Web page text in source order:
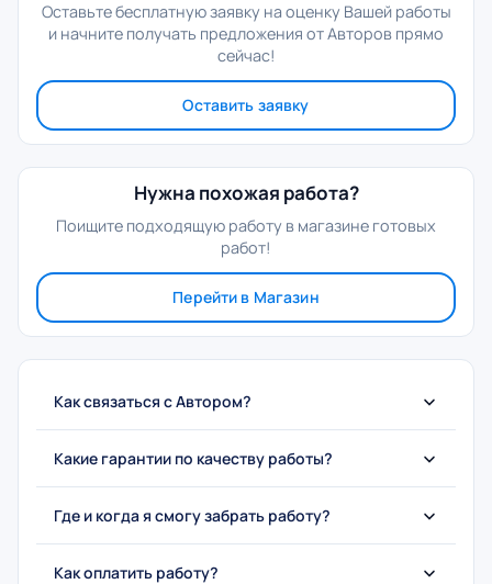
Оставьте бесплатную заявку на оценку Вашей работы
и начните получать предложения от Авторов прямо
сейчас!
Оставить заявку
Нужна похожая работа?
Поищите подходящую работу в магазине готовых
работ!
Перейти в Магазин
Как связаться с Автором?
Какие гарантии по качеству работы?
Где и когда я смогу забрать работу?
Как оплатить работу?